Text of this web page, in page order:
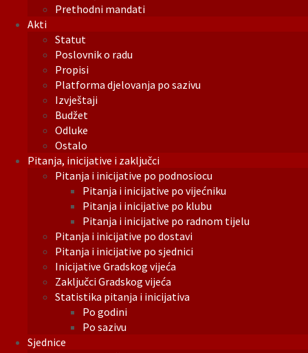
Prethodni mandati
Akti
Statut
Poslovnik o radu
Propisi
Platforma djelovanja po sazivu
Izvještaji
Budžet
Odluke
Ostalo
Pitanja, inicijative i zaključci
Pitanja i inicijative po podnosiocu
Pitanja i inicijative po vijećniku
Pitanja i inicijative po klubu
Pitanja i inicijative po radnom tijelu
Pitanja i inicijative po dostavi
Pitanja i inicijative po sjednici
Inicijative Gradskog vijeća
Zaključci Gradskog vijeća
Statistika pitanja i inicijativa
Po godini
Po sazivu
Sjednice